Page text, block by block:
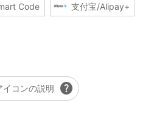
Code 支付宝/Alipay+
イコンの説明 help